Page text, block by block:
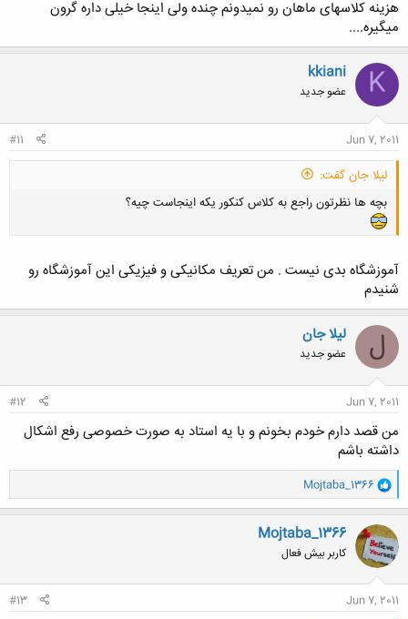
هزینه کلاسهای ماهان رو نمیدونم چنده ولی اینجا خیلی داره گرون
میگیره....
K
kkiani
عضو جدید
Jun 7, 2011
#11
لیلا جان گفت:
بچه ها نظرتون راجع به کلاس کنکور یکه اینجاست چیه؟
آموزشگاه بدی نیست . من تعریف مکانیکی و فیزیکی این آموزشگاه رو
شنیدم
ل لیلا جان
عضو جدید
Jun 7, 2011
#12
من قصد دارم خودم بخونم و با یه استاد به صورت خصوصی رفع اشکال
داشته باشم
و
ا
ک
ن
ش
ه
ا
Mojtaba_1366
Mojtaba_1366
کاربر بیش فعال
Jun 7, 2011
#13